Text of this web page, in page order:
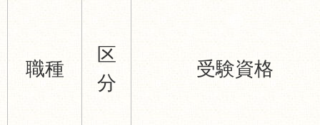
職種
区
分
受験資格